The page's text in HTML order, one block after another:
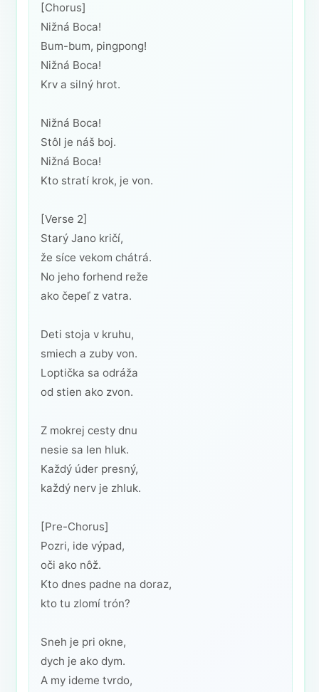
[Chorus]
Nižná Boca!
Bum-bum, pingpong!
Nižná Boca!
Krv a silný hrot.
Nižná Boca!
Stôl je náš boj.
Nižná Boca!
Kto stratí krok, je von.
[Verse 2]
Starý Jano kričí,
že síce vekom chátrá.
No jeho forhend reže
ako čepeľ z vatra.
Deti stoja v kruhu,
smiech a zuby von.
Loptička sa odráža
od stien ako zvon.
Z mokrej cesty dnu
nesie sa len hluk.
Každý úder presný,
každý nerv je zhluk.
[Pre-Chorus]
Pozri, ide výpad,
oči ako nôž.
Kto dnes padne na doraz,
kto tu zlomí trón?
Sneh je pri okne,
dych je ako dym.
A my ideme tvrdo,